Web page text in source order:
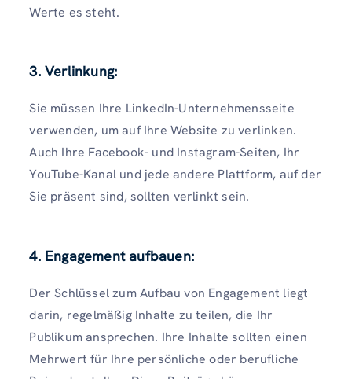
Werte es steht.
3. Verlinkung:
Sie müssen Ihre LinkedIn-Unternehmensseite
verwenden, um auf Ihre Website zu verlinken.
Auch Ihre Facebook- und Instagram-Seiten, Ihr
YouTube-Kanal und jede andere Plattform, auf der
Sie präsent sind, sollten verlinkt sein.
4. Engagement aufbauen:
Der Schlüssel zum Aufbau von Engagement liegt
darin, regelmäßig Inhalte zu teilen, die Ihr
Publikum ansprechen. Ihre Inhalte sollten einen
Mehrwert für Ihre persönliche oder berufliche